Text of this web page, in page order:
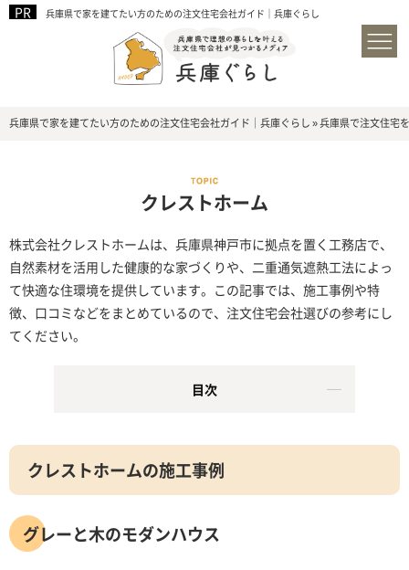
兵庫県で家を建てたい方のための注文住宅会社ガイド｜兵庫ぐらし
兵庫県で家を建てたい方のための注文住宅会社ガイド｜兵庫ぐらし»兵庫県で注文住宅
クレストホーム
株式会社クレストホームは、兵庫県神戸市に拠点を置く工務店で、
自然素材を活用した健康的な家づくりや、二重通気遮熱工法によっ
て快適な住環境を提供しています。この記事では、施工事例や特
徴、口コミなどをまとめているので、注文住宅会社選びの参考にし
てください。
目次
クレストホームの施工事例
グレーと木のモダンハウス